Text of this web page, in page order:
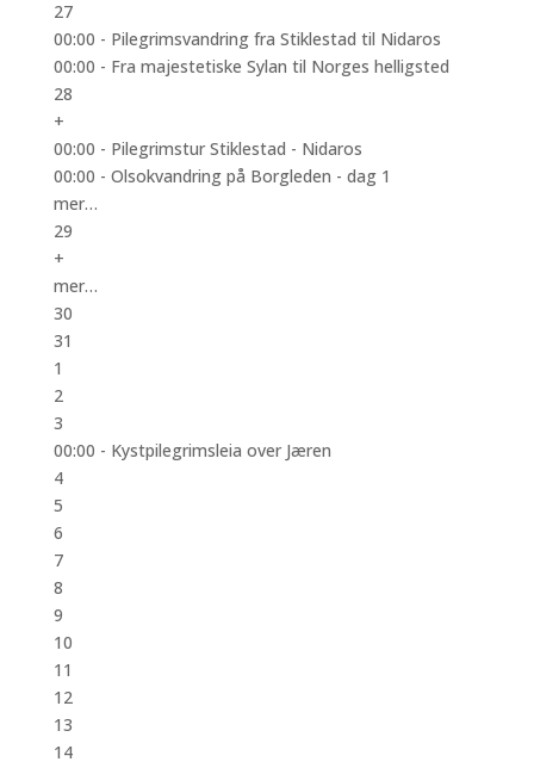
27
00:00 - Pilegrimsvandring fra Stiklestad til Nidaros
00:00 - Fra majestetiske Sylan til Norges helligsted
28
+
00:00 - Pilegrimstur Stiklestad - Nidaros
00:00 - Olsokvandring på Borgleden - dag 1
mer…
29
+
mer…
30
31
1
2
3
00:00 - Kystpilegrimsleia over Jæren
4
5
6
7
8
9
10
11
12
13
14